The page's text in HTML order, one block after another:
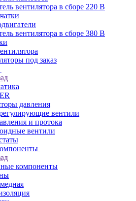
вентилятора в сборе 220 В
вентилятора в сборе 380 В
под заказ
давления
вентили
и протока
вентили
компоненты